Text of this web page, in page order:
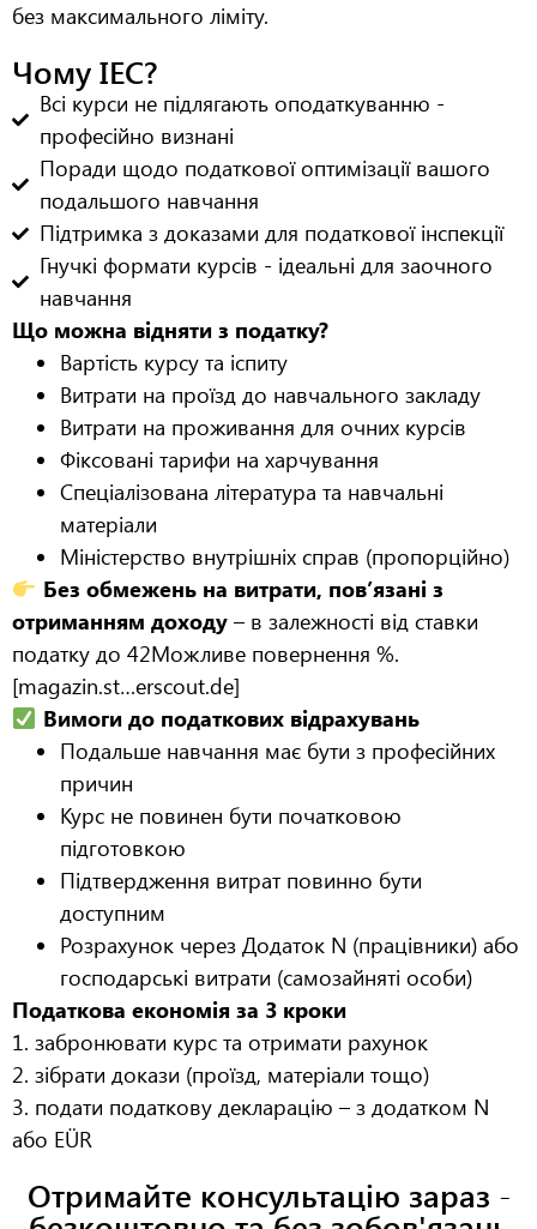
без максимального ліміту.
Чому IEC?
Всі курси не підлягають оподаткуванню -
професійно визнані
Поради щодо податкової оптимізації вашого
подальшого навчання
Підтримка з доказами для податкової інспекції
Гнучкі формати курсів - ідеальні для заочного
навчання
Що можна відняти з податку?
Вартість курсу та іспиту
Витрати на проїзд до навчального закладу
Витрати на проживання для очних курсів
Фіксовані тарифи на харчування
Спеціалізована література та навчальні
матеріали
Міністерство внутрішніх справ (пропорційно)
Без обмежень на витрати, пов’язані з
отриманням доходу – в залежності від ставки
податку до 42Можливе повернення %.
[magazin.st…erscout.de]
Вимоги до податкових відрахувань
Подальше навчання має бути з професійних
причин
Курс не повинен бути початковою
підготовкою
Підтвердження витрат повинно бути
доступним
Розрахунок через Додаток N (працівники) або
господарські витрати (самозайняті особи)
Податкова економія за 3 кроки
1. забронювати курс та отримати рахунок
2. зібрати докази (проїзд, матеріали тощо)
3. подати податкову декларацію – з додатком N
або EÜR
Отримайте консультацію зараз -